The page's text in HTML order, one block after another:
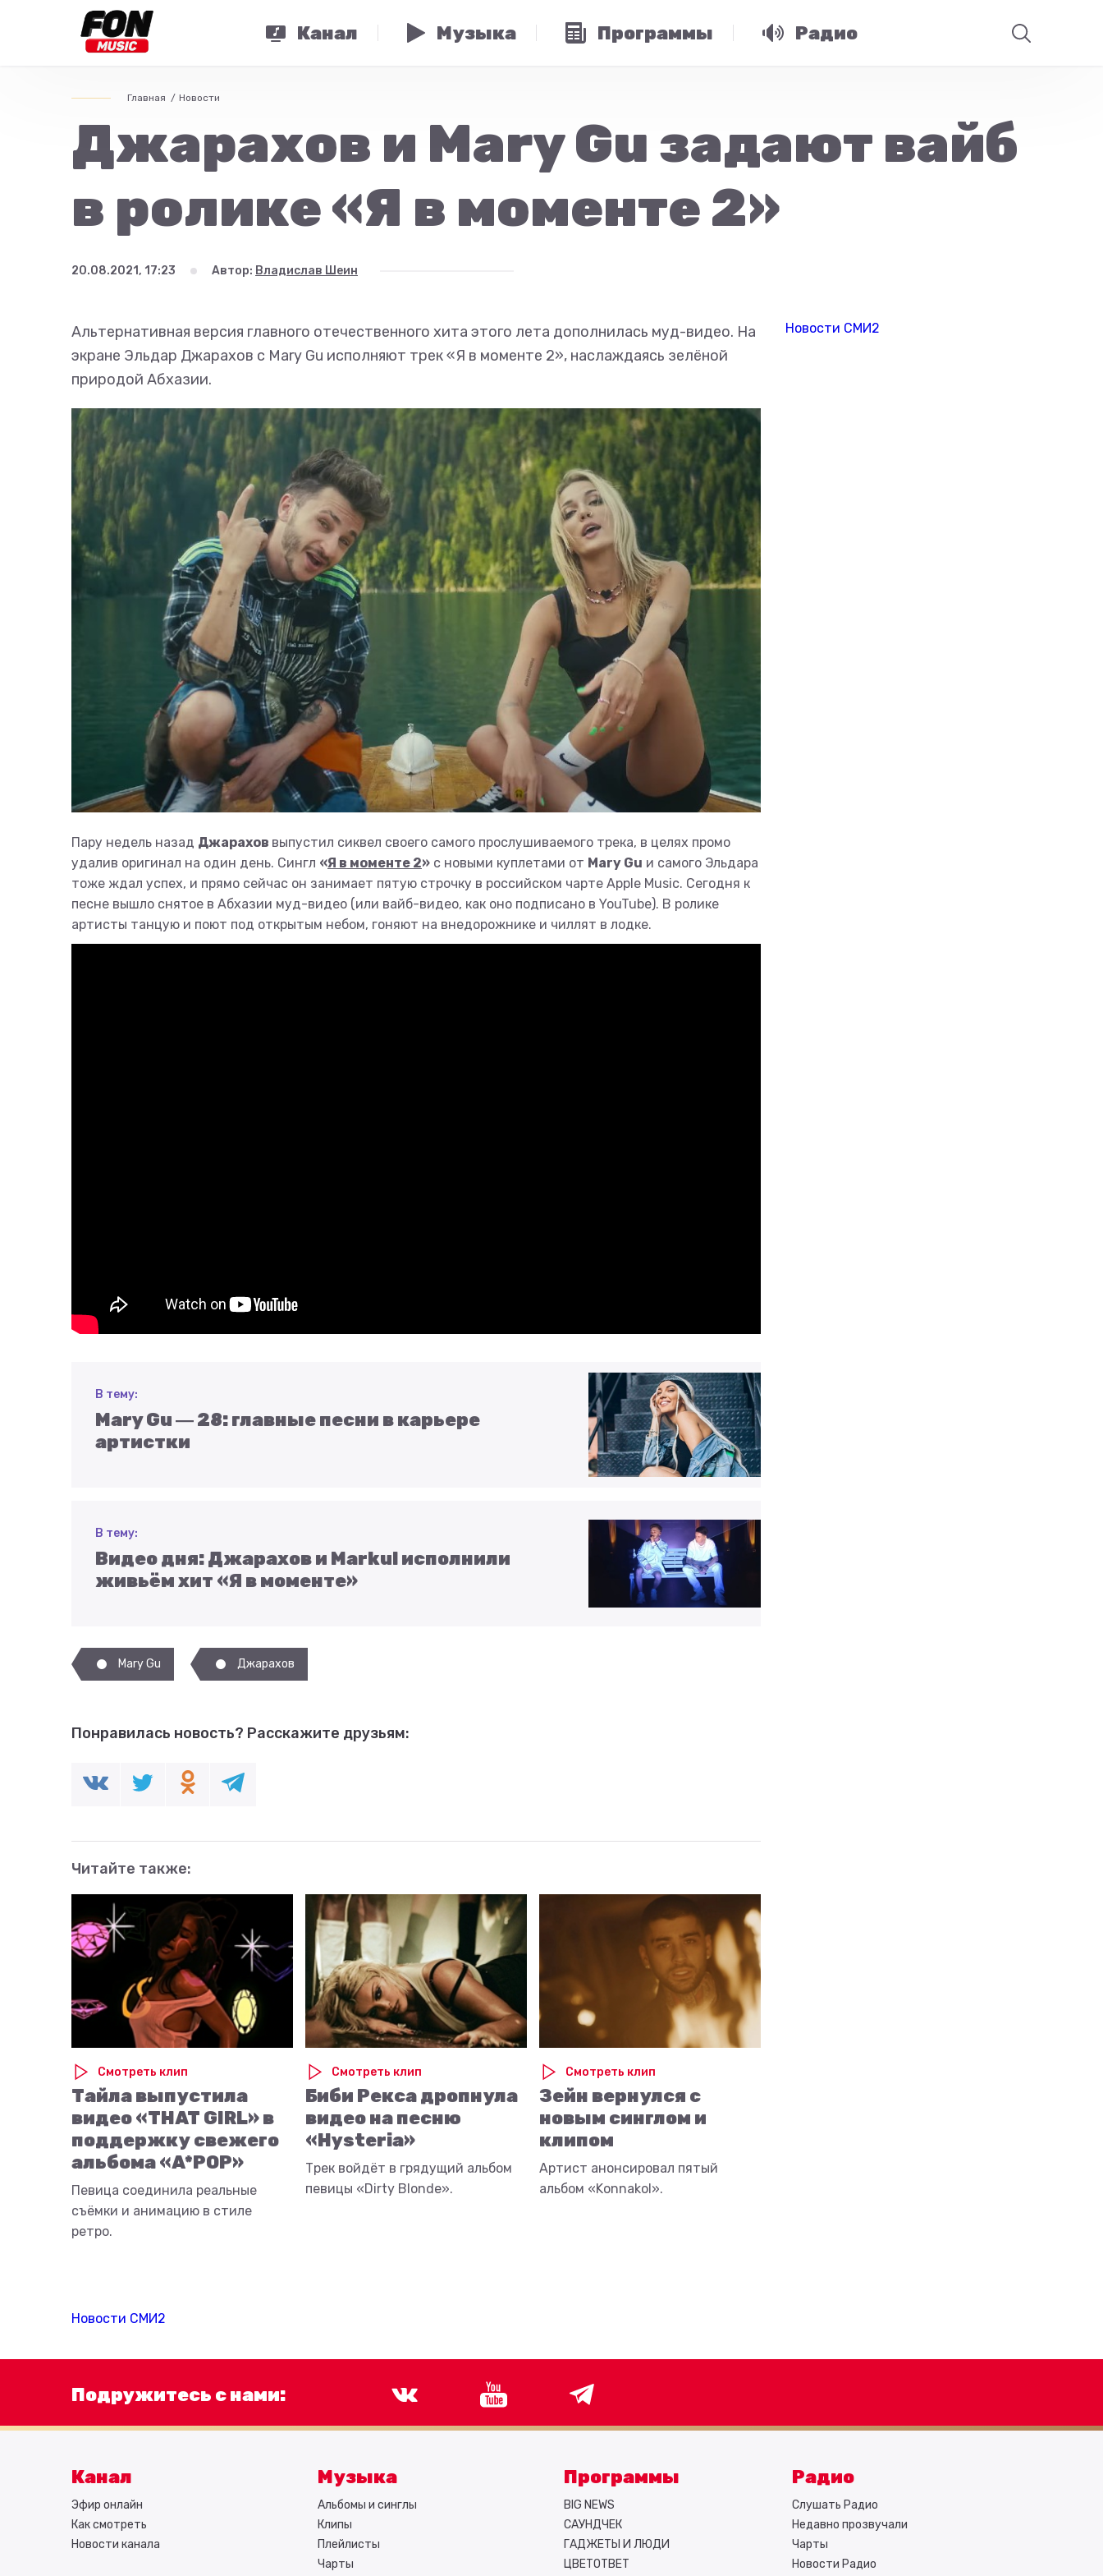
Канал Музыка Программы Радио
Главная Новости
Джарахов и Mary Gu задают вайб
в ролике «Я в моменте 2»
20.08.2021, 17:23 Автор: Владислав Шеин
Альтернативная версия главного отечественного хита этого лета дополнилась муд-видео. На
экране Эльдар Джарахов с Mary Gu исполняют трек «Я в моменте 2», наслаждаясь зелёной
природой Абхазии.
Пару недель назад Джарахов выпустил сиквел своего самого прослушиваемого трека, в целях промо
удалив оригинал на один день. Сингл «Я в моменте 2» с новыми куплетами от Mary Gu и самого Эльдара
тоже ждал успех, и прямо сейчас он занимает пятую строчку в российском чарте Apple Music. Сегодня к
песне вышло снятое в Абхазии муд-видео (или вайб-видео, как оно подписано в YouTube). В ролике
артисты танцую и поют под открытым небом, гоняют на внедорожнике и чиллят в лодке.
В тему:
Mary Gu ― 28: главные песни в карьере
артистки
В тему:
Видео дня: Джарахов и Markul исполнили
живьём хит «Я в моменте»
Mary Gu Джарахов
Понравилась новость? Расскажите друзьям:
Читайте также:
Смотреть клип
Тайла выпустила
видео «THAT GIRL» в
поддержку свежего
альбома «A*POP»
Певица соединила реальные
съёмки и анимацию в стиле
ретро.
Смотреть клип
Биби Рекса дропнула
видео на песню
«Hysteria»
Трек войдёт в грядущий альбом
певицы «Dirty Blonde».
Смотреть клип
Зейн вернулся с
новым синглом и
клипом
Артист анонсировал пятый
альбом «Konnakol».
Новости СМИ2
Новости СМИ2
Подружитесь с нами:
Канал
Эфир онлайн
Как смотреть
Новости канала
Музыка
Альбомы и синглы
Клипы
Плейлисты
Чарты
Программы
BIG NEWS
САУНДЧЕК
ГАДЖЕТЫ И ЛЮДИ
ЦВЕТОТВЕТ
Радио
Слушать Радио
Недавно прозвучали
Чарты
Новости Радио